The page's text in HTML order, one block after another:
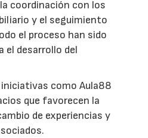
coordinación con los
y el seguimiento
el proceso han sido
el desarrollo del
como Aula88
que favorecen la
de experiencias y